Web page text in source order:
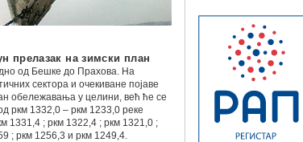
прелазак на зимски план
од Бешке до Прахова. На
сектора и очекиване појаве
обележавања у целини, већ ће се
ркм 1332,0 – ркм 1233,0 реке
1331,4 ; ркм 1322,4 ; ркм 1321,0 ;
; ркм 1256,3 и ркм 1249,4.